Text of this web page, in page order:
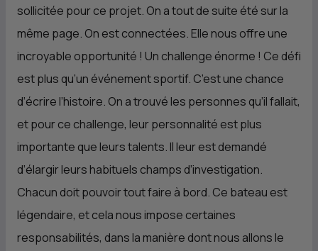
sollicitée pour ce projet. On a tout de suite été sur la
même page. On est connectées. Elle nous offre une
incroyable opportunité ! Un challenge énorme ! Ce défi
est plus qu’un événement sportif. C’est une chance
d’écrire l’histoire. On a trouvé les personnes qu’il fallait,
et pour ce challenge, leur personnalité est plus
importante que leurs talents. Il leur est demandé
d’élargir leurs habituels champs d’investigation.
Chacun doit pouvoir tout faire à bord. Ce bateau est
légendaire, et cela nous impose certaines
responsabilités, dans la manière dont nous allons le